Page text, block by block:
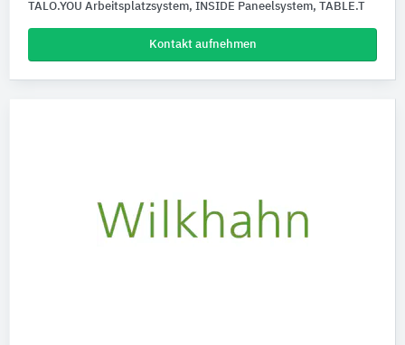
TALO.YOU Arbeitsplatzsystem, INSIDE Paneelsystem, TABLE.T
Kontakt aufnehmen